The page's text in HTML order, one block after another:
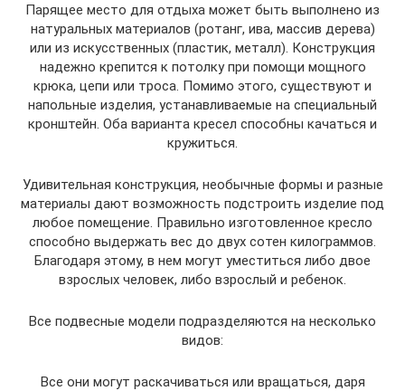
Парящее место для отдыха может быть выполнено из
натуральных материалов (ротанг, ива, массив дерева)
или из искусственных (пластик, металл). Конструкция
надежно крепится к потолку при помощи мощного
крюка, цепи или троса. Помимо этого, существуют и
напольные изделия, устанавливаемые на специальный
кронштейн. Оба варианта кресел способны качаться и
кружиться.
Удивительная конструкция, необычные формы и разные
материалы дают возможность подстроить изделие под
любое помещение. Правильно изготовленное кресло
способно выдержать вес до двух сотен килограммов.
Благодаря этому, в нем могут уместиться либо двое
взрослых человек, либо взрослый и ребенок.
Все подвесные модели подразделяются на несколько
видов:
Все они могут раскачиваться или вращаться, даря